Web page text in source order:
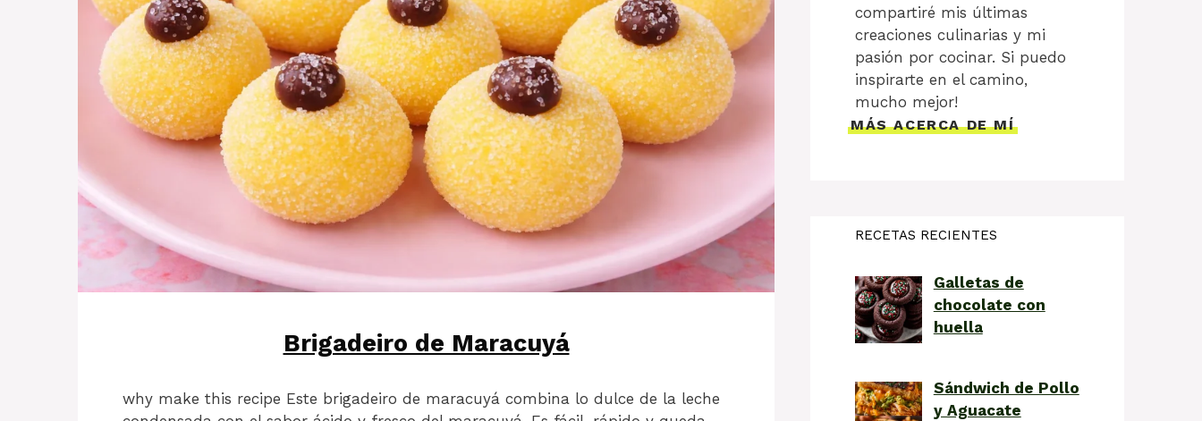
Brigadeiro de Maracuyá
why make this recipe Este brigadeiro de maracuyá combina lo dulce de la leche
compartiré mis últimas
creaciones culinarias y mi
pasión por cocinar. Si puedo
inspirarte en el camino,
mucho mejor!
MÁS ACERCA DE MÍ
RECETAS RECIENTES
Galletas de
chocolate con
huella
Sándwich de Pollo
y Aguacate